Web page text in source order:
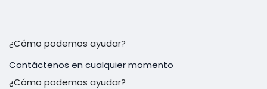
¿Cómo podemos ayudar?
Contáctenos en cualquier momento
¿Cómo podemos ayudar?